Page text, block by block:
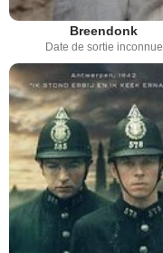
Breendonk
Date de sortie inconnue